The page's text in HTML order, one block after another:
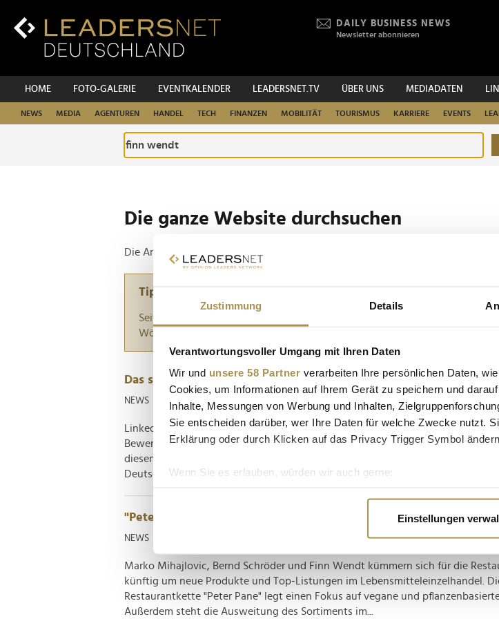
Zustimmung Details
Verantwortungsvoller Umgang mit Ihren Daten
Wir und unsere 58 Partner verarbeiten Ihre persönlichen Daten,
Cookies, um Informationen auf Ihrem Gerät zu speichern und
Inhalte, Messungen von Werbung und Inhalten,
Sie entscheiden darüber, wer Ihre Daten für welche Zwecke nutzt.
Erklärung oder durch Klicken auf das Privacy Trigger Symbol
Wenn Sie es erlauben, würden wir auch gerne:
Erfahren Sie mehr darüber, wie Ihre persönlichen Daten verarbeitet
Wir verwenden Cookies, um Inhalte und Anzeigen zu
und die Zugriffe auf unsere Website zu analysieren. Außerdem
Website an unsere Partner für soziale Medien, Werbung und
Einstellungen
Inhalt
DAILY BUSINESS NEWS
Newsletter abonnieren
HOME FOTO-GALERIE EVENTKALENDER LEADERSNET.TV ÜBER UNS MEDIADATEN
NEWS MEDIA AGENTUREN HANDEL TECH FINANZEN MOBILITÄT TOURISMUS KARRIERE EVENTS
Die ganze Website durchsuchen
Die Anfrage ergab 2 Treffer.
Tipp
Seiten suchen, die genau diese Wortgruppe enthalten: Setzen Sie die
Wörter zwischen Anführungszeichen: zb "Vorname Nachname".
Das sind Deutschlands Top-Start-ups
NEWS | 28.09.2022
LinkedIn hat zum fünften Mal sein Ranking jener Start-ups veröffentlicht, die
Bewerbern am beliebtesten sind. Immer dabei und nun ganz oben
diesem Jahr führt erstmals Personio aus München die Liste der Top-Start-ups
Deutschland an. LinkedIn veröffentlicht das Ranking der...
"Peter Pane" engagiert drei Top-Manager aus dem Handel
NEWS
Marko Mihajlovic, Bernd Schröder und Finn Wendt kümmern sich für die
künftig um neue Produkte und Top-Listungen im Lebensmitteleinzelhandel.
Restaurantkette "Peter Pane" legt einen Fokus auf vegane und
Außerdem steht die Ausweitung des Sortiments im...